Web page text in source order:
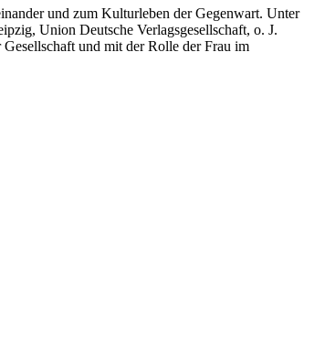
und zum Kulturleben der Gegenwart. Unter
Union Deutsche Verlagsgesellschaft, o. J.
und mit der Rolle der Frau im